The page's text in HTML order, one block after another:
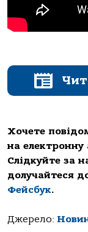
Хочете
на електронну
Слідкуйте за
долучайтеся
Фейсбук.
Джерело: